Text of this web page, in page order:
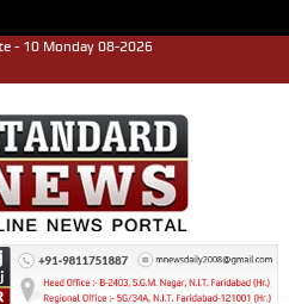
- 10 Monday 08-2026